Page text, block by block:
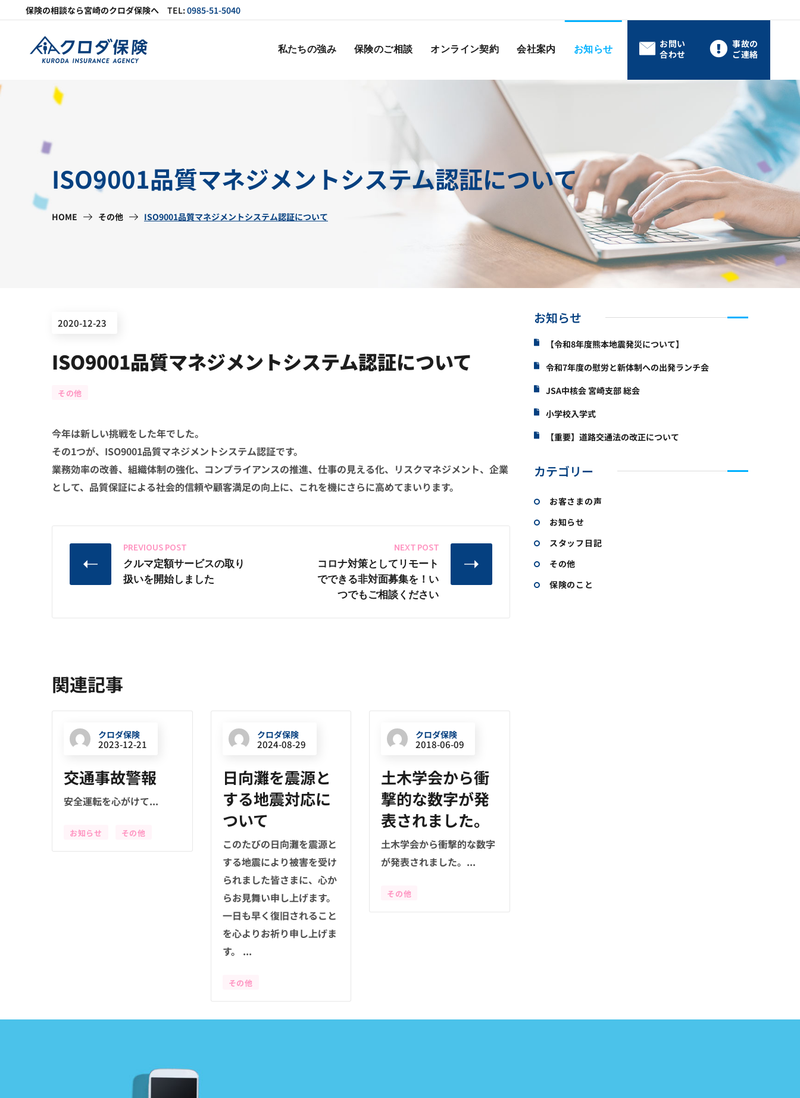
保険の相談なら宮崎のクロダ保険へ TEL:0985-51-5040
私たちの強み 保険のご相談 オンライン契約 会社案内 お知らせ
お問い
合わせ
事故の
ご連絡
ISO9001品質マネジメントシステム認証について
HOME その他 ISO9001品質マネジメントシステム認証について
2020-12-23
ISO9001品質マネジメントシステム認証について
その他
今年は新しい挑戦をした年でした。
その1つが、ISO9001品質マネジメントシステム認証です。
業務効率の改善、組織体制の強化、コンプライアンスの推進、仕事の見える化、リスクマネジメント、企業
として、品質保証による社会的信頼や顧客満足の向上に、これを機にさらに高めてまいります。
PREVIOUS POST
クルマ定額サービスの取り
扱いを開始しました
NEXT POST
コロナ対策としてリモート
でできる非対面募集を！い
つでもご相談ください
関連記事
クロダ保険
2023-12-21
交通事故警報
安全運転を心がけて...
お知らせ その他
クロダ保険
2024-08-29
日向灘を震源と
する地震対応に
ついて
このたびの日向灘を震源と
する地震により被害を受け
られました皆さまに、心か
らお見舞い申し上げます。
一日も早く復旧されること
を心よりお祈り申し上げま
す。 ...
その他
クロダ保険
2018-06-09
土木学会から衝
撃的な数字が発
表されました。
土木学会から衝撃的な数字
が発表されました。...
その他
お知らせ
【令和8年度熊本地震発災について】
令和7年度の慰労と新体制への出発ランチ会
JSA中核会 宮崎支部 総会
小学校入学式
【重要】道路交通法の改正について
カテゴリー
お客さまの声
お知らせ
スタッフ日記
その他
保険のこと